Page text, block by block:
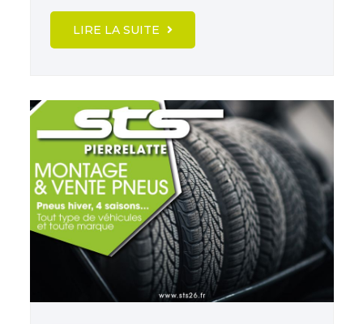
LIRE LA SUITE